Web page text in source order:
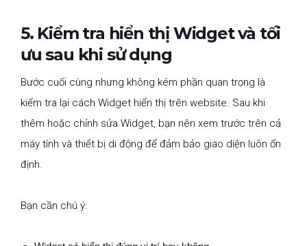
5. Kiểm tra hiển thị Widget và tối
ưu sau khi sử dụng
Bước cuối cùng nhưng không kém phần quan trọng là
kiểm tra lại cách Widget hiển thị trên website. Sau khi
thêm hoặc chỉnh sửa Widget, bạn nên xem trước trên cả
máy tính và thiết bị di động để đảm bảo giao diện luôn ổn
định.
Bạn cần chú ý: